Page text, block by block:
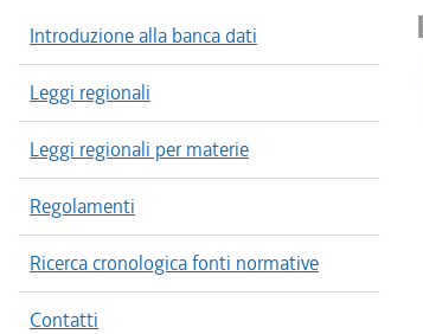
Introduzione alla banca dati
Leggi regionali
Leggi regionali per materie
Regolamenti
Ricerca cronologica fonti normative
Contatti